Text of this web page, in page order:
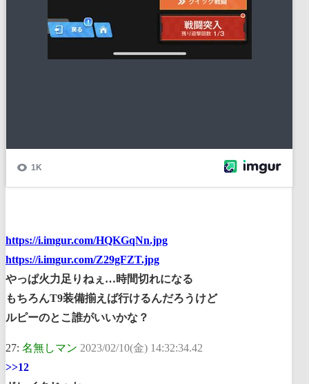
https://i.imgur.com/HQKGqNn.jpg
https://i.imgur.com/Z29gFZT.jpg
やっぱ火力足りねぇ…時間切れになる
もちろんT9装備揃えば行けるんだろうけど
ルピーのとこ誰がいいかな？
27: 名無しマン 2023/02/10(金) 14:32:34.42
>>12